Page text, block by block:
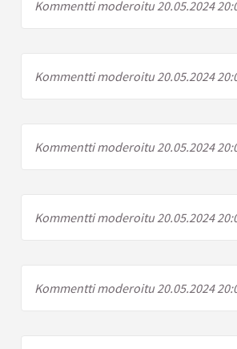
Kommentti moderoitu 20.05.2024
Kommentti moderoitu 20.05.2024
Kommentti moderoitu 20.05.2024
Kommentti moderoitu 20.05.2024
Kommentti moderoitu 20.05.2024